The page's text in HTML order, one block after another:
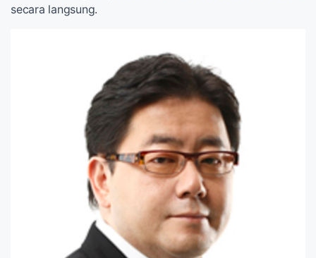
secara langsung.